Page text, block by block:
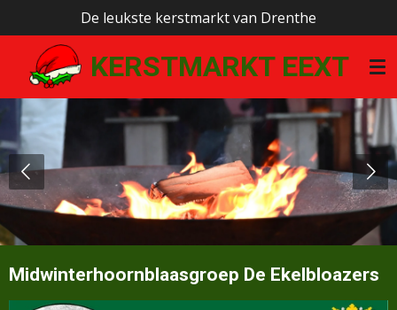
direct
naar
hoofdinhoud
KERSTMARKT EEXT
De leukste kerstmarkt van Drenthe
Midwinterhoornblaasgroep De Ekelbloazers